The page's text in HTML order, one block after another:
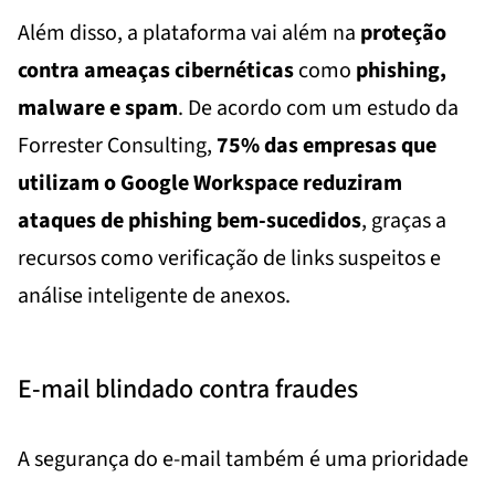
Além disso, a plataforma vai além na proteção
contra ameaças cibernéticascomo phishing,
malware e spam. De acordo com um estudo da
Forrester Consulting,75% das empresas que
utilizam o Google Workspace reduziram
ataques de phishing bem-sucedidos, graças a
recursos como verificação de links suspeitos e
análise inteligente de anexos.
E-mail blindado contra fraudes
A segurança do e-mail também é uma prioridade